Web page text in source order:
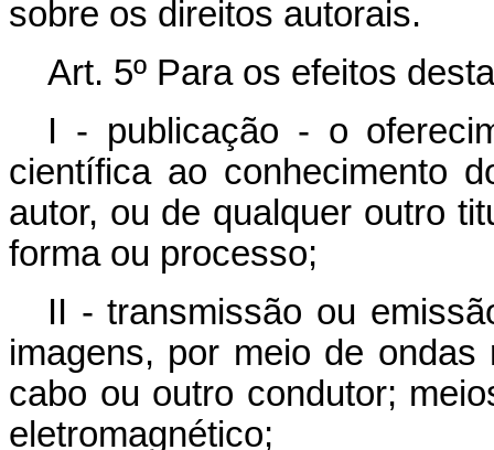
sobre os direitos autorais.
Art. 5º Para os efeitos
I - publicação - o
científica ao conhecimento
autor, ou de qualquer outro
forma ou processo;
II - transmissão ou
imagens, por meio de
cabo ou outro condutor;
eletromagnético;